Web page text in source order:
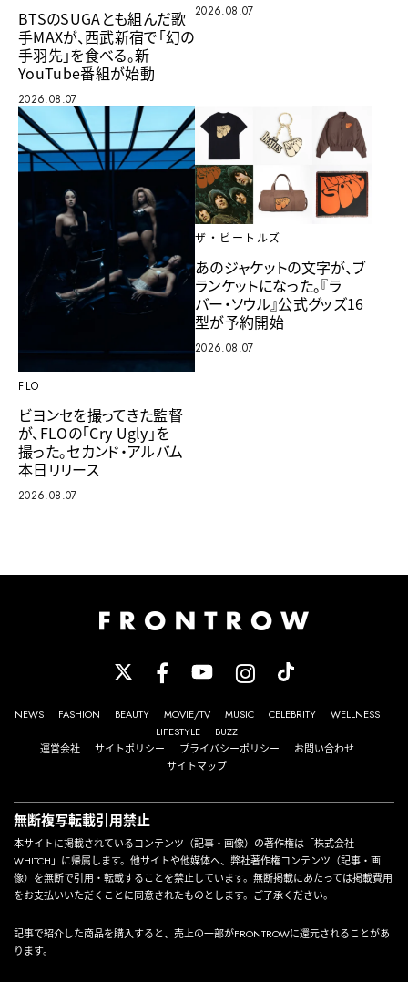
BTSのSUGAとも組んだ歌
手MAXが、西武新宿で「幻の
手羽先」を食べる。新
YouTube番組が始動
2026.08.07
2026.08.07
FLO
ビヨンセを撮ってきた監督
が、FLOの「Cry Ugly」を
撮った。セカンド・アルバム
本日リリース
2026.08.07
ザ・ビートルズ
あのジャケットの文字が、ブ
ランケットになった。『ラ
バー・ソウル』公式グッズ16
型が予約開始
2026.08.07
NEWS FASHION BEAUTY MOVIE/TV MUSIC CELEBRITY
WELLNESS
LIFESTYLE
BUZZ
運営会社
サイトポリシー プライバシーポリシー
お問い合わせ
サイトマップ
無断複写転載引用禁止
本サイトに掲載されているコンテンツ（記事・画像）の著作権は「株式会社
WHITCH」に帰属します。他サイトや他媒体へ、弊社著作権コンテンツ（記事・画
像）を無断で引用・転載することを禁止しています。無断掲載にあたっては掲載費用
をお支払いいただくことに同意されたものとします。ご了承ください。
記事で紹介した商品を購入すると、売上の一部がFRONTROWに還元されることがあ
ります。